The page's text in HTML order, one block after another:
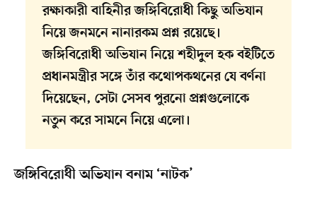
রক্ষাকারী বাহিনীর জঙ্গিবিরোধী কিছু অভিযান
নিয়ে জনমনে নানারকম প্রশ্ন রয়েছে।
জঙ্গিবিরোধী অভিযান নিয়ে শহীদুল হক বইটিতে
প্রধানমন্ত্রীর সঙ্গে তাঁর কথোপকথনের যে বর্ণনা
দিয়েছেন, সেটা সেসব পুরনো প্রশ্নগুলোকে
নতুন করে সামনে নিয়ে এলো।
জঙ্গিবিরোধী অভিযান বনাম ‘নাটক’